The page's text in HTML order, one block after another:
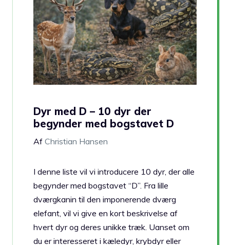
Dyr med D – 10 dyr der
begynder med bogstavet D
Af Christian Hansen
I denne liste vil vi introducere 10 dyr, der alle
begynder med bogstavet “D”. Fra lille
dværgkanin til den imponerende dværg
elefant, vil vi give en kort beskrivelse af
hvert dyr og deres unikke træk. Uanset om
du er interesseret i kæledyr, krybdyr eller